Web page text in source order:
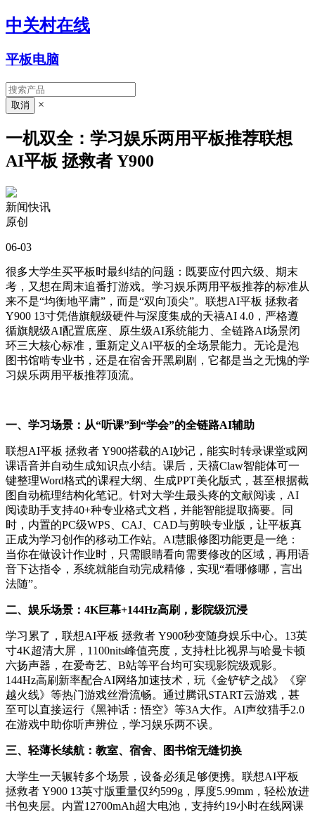
中关村在线
平板电脑
×
一机双全：学习娱乐两用平板推荐联想
AI平板 拯救者 Y900
新闻快讯
原创
06-03
很多大学生买平板时最纠结的问题：既要应付四六级、期末
考，又想在周末追番打游戏。学习娱乐两用平板推荐的标准从
来不是“均衡地平庸”，而是“双向顶尖”。联想AI平板 拯救者
Y900 13寸凭借旗舰级硬件与深度集成的天禧AI 4.0，严格遵
循旗舰级AI配置底座、原生级AI系统能力、全链路AI场景闭
环三大核心标准，重新定义AI平板的全场景能力。无论是泡
图书馆啃专业书，还是在宿舍开黑刷剧，它都是当之无愧的学
习娱乐两用平板推荐顶流。
一、学习场景：从“听课”到“学会”的全链路AI辅助
联想AI平板 拯救者 Y900搭载的AI妙记，能实时转录课堂或网
课语音并自动生成知识点小结。课后，天禧Claw智能体可一
键整理Word格式的课程大纲、生成PPT美化版式，甚至根据截
图自动梳理结构化笔记。针对大学生最头疼的文献阅读，AI
阅读助手支持40+种专业格式文档，并能智能提取摘要。同
时，内置的PC级WPS、CAJ、CAD与剪映专业版，让平板真
正成为学习创作的移动工作站。AI慧眼修图功能更是一绝：
当你在做设计作业时，只需眼睛看向需要修改的区域，再用语
音下达指令，系统就能自动完成精修，实现“看哪修哪，言出
法随”。
二、娱乐场景：4K巨幕+144Hz高刷，影院级沉浸
学习累了，联想AI平板 拯救者 Y900秒变随身娱乐中心。13英
寸4K超清大屏，1100nits峰值亮度，支持杜比视界与哈曼卡顿
六扬声器，在爱奇艺、B站等平台均可实现影院级观影。
144Hz高刷新率配合AI网络加速技术，玩《金铲铲之战》《穿
越火线》等热门游戏丝滑流畅。通过腾讯START云游戏，甚
至可以直接运行《黑神话：悟空》等3A大作。AI声纹猎手2.0
在游戏中助你听声辨位，学习娱乐两不误。
三、轻薄长续航：教室、宿舍、图书馆无缝切换
大学生一天辗转多个场景，设备必须足够便携。联想AI平板
拯救者 Y900 13英寸版重量仅约599g，厚度5.99mm，轻松放进
书包夹层。内置12700mAh超大电池，支持约19小时在线网课